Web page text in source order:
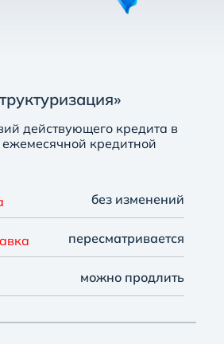
действующего кредита в
кредитной
без изменений
пересматривается
можно продлить